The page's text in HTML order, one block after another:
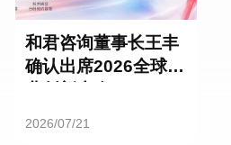
和君咨询董事长王丰
确认出席2026全球商
2026/07/21